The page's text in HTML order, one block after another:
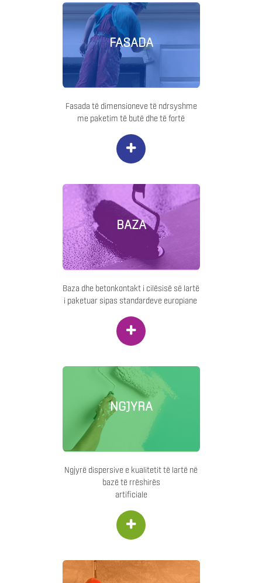
FASADA
Fasada të dimensioneve të ndrsyshme
me paketim të butë dhe të fortë
+
BAZA
Baza dhe betonkontakt i cilësisë së lartë
i paketuar sipas standardeve europiane
+
NGJYRA
Ngjyrë dispersive e kualitetit të lartë në
bazë të rrëshirës
artificiale
+